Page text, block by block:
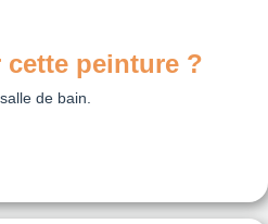
peinture ?
de bain.